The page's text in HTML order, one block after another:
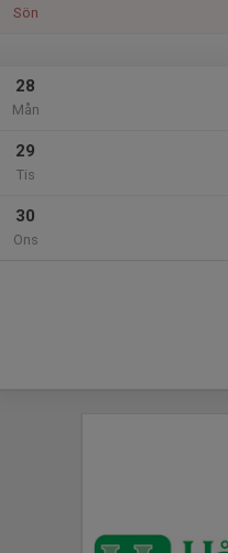
Sön
28
Mån
29
Tis
30
Ons